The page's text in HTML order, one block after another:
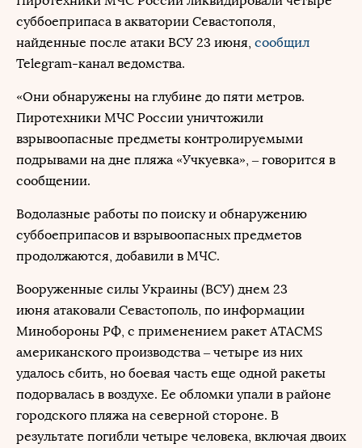
суббоеприпаса в акватории Севастополя,
найденные после атаки ВСУ 23 июня, сообщил
Telegram-канал ведомства.
«Они обнаружены на глубине до пяти метров.
Пиротехники МЧС России уничтожили
взрывоопасные предметы контролируемыми
подрывами на дне пляжа «Учкуевка», – говорится в
сообщении.
Водолазные работы по поиску и обнаружению
суббоеприпасов и взрывоопасных предметов
продолжаются, добавили в МЧС.
Вооруженные силы Украины (ВСУ) днем 23
июня атаковали Севастополь, по информации
Минобороны РФ, с применением ракет ATACMS
американского производства – четыре из них
удалось сбить, но боевая часть еще одной ракеты
подорвалась в воздухе. Ее обломки упали в районе
городского пляжа на северной стороне. В
результате погибли четыре человека, включая двоих